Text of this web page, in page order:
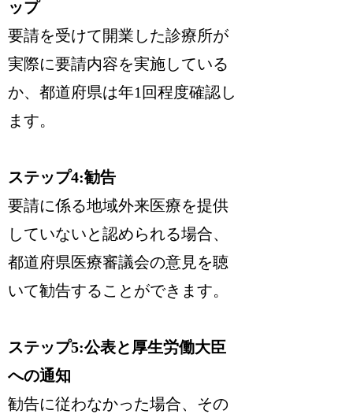
ップ
要請を受けて開業した診療所が
実際に要請内容を実施している
か、都道府県は年1回程度確認し
ます。
ステップ4:勧告
要請に係る地域外来医療を提供
していないと認められる場合、
都道府県医療審議会の意見を聴
いて勧告することができます。
ステップ5:公表と厚生労働大臣
への通知
勧告に従わなかった場合、その